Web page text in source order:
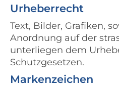
Urheberrecht
Text, Bilder, Grafiken,
Anordnung auf der
unterliegen dem
Schutzgesetzen.
Markenzeichen